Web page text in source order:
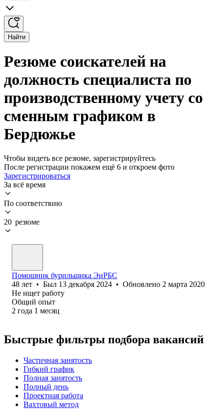
Найти
Резюме соискателей на
должность специалиста по
производственному учету со
сменным графиком в
Бердюжье
Чтобы видеть все резюме, зарегистрируйтесь
После регистрации покажем ещё 6 и откроем фото
Зарегистрироваться
За всё время
По соответствию
20 резюме
Помощник бурильщика ЭиРБС
48 лет • Был 13 декабря 2024 • Обновлено 2 марта 2020
Не ищет работу
Общий опыт
2 года 1 месяц
Быстрые фильтры подбора вакансий
Частичная занятость
Гибкий график
Полная занятость
Полный день
Проектная работа
Вахтовый метод